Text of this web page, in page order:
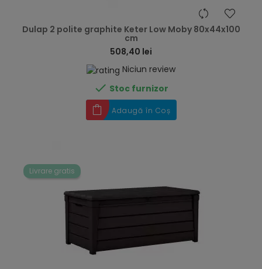
Dulap 2 polite graphite Keter Low Moby 80x44x100
cm
508,40 lei
Niciun review
 Stoc furnizor
Adaugă în Coș
Livrare gratis